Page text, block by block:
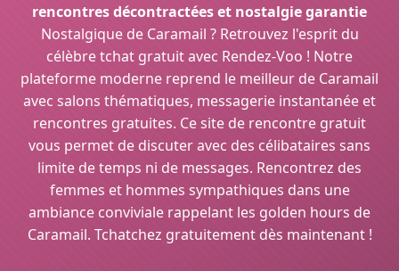
rencontres décontractées et nostalgie garantie
Nostalgique de Caramail ? Retrouvez l'esprit du
célèbre tchat gratuit avec Rendez-Voo ! Notre
plateforme moderne reprend le meilleur de Caramail
avec salons thématiques, messagerie instantanée et
rencontres gratuites. Ce site de rencontre gratuit
vous permet de discuter avec des célibataires sans
limite de temps ni de messages. Rencontrez des
femmes et hommes sympathiques dans une
ambiance conviviale rappelant les golden hours de
Caramail. Tchatchez gratuitement dès maintenant !